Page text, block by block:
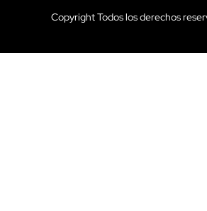
Copyright Todos los derechos